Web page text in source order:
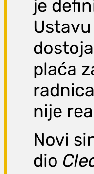
je
Ustavu
plaća
nije
Novi
dio